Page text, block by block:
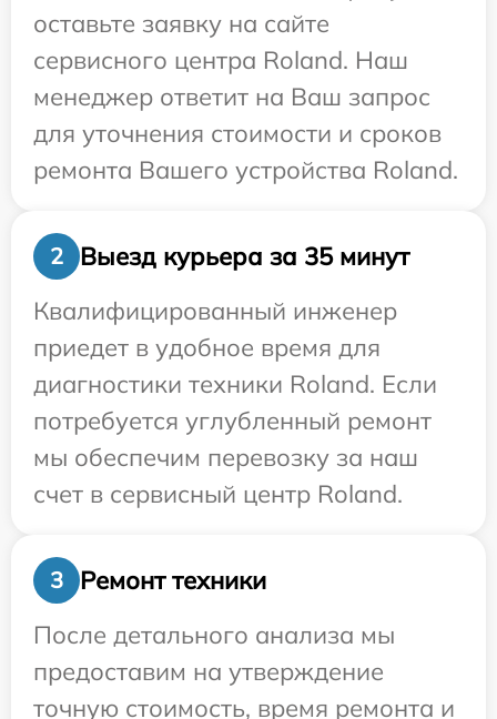
оставьте заявку на сайте
сервисного центра Roland. Наш
менеджер ответит на Ваш запрос
для уточнения стоимости и сроков
ремонта Вашего устройства Roland.
2
Выезд курьера за 35 минут
Квалифицированный инженер
приедет в удобное время для
диагностики техники Roland. Если
потребуется углубленный ремонт
мы обеспечим перевозку за наш
счет в сервисный центр Roland.
3
Ремонт техники
После детального анализа мы
предоставим на утверждение
точную стоимость, время ремонта и